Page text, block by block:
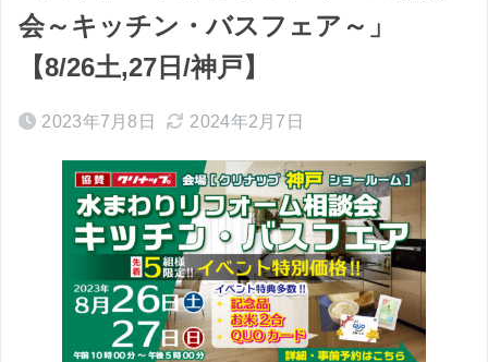
会～キッチン・バスフェア～」
【8/26土,27日/神戸】
2023年7月8日 2024年2月7日